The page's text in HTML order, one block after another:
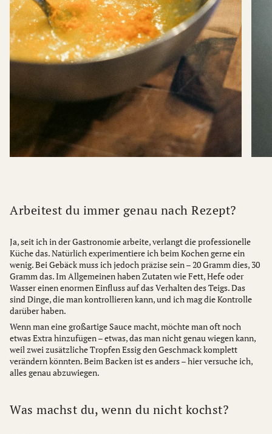
Arbeitest du immer genau nach Rezept?
Ja, seit ich in der Gastronomie arbeite, verlangt die professionelle
Küche das. Natürlich experimentiere ich beim Kochen gerne ein
wenig. Bei Gebäck muss ich jedoch präzise sein – 20 Gramm dies, 30
Gramm das. Im Allgemeinen haben Zutaten wie Fett, Hefe oder
Wasser einen enormen Einfluss auf das Verhalten des Teigs. Das
sind Dinge, die man kontrollieren kann, und ich mag die Kontrolle
darüber haben.
Wenn man eine großartige Sauce macht, möchte man oft noch
etwas Extra hinzufügen – etwas, das man nicht genau wiegen kann,
weil zwei zusätzliche Tropfen Essig den Geschmack komplett
verändern könnten. Beim Backen ist es anders – hier versuche ich,
alles genau abzuwiegen.
Was machst du, wenn du nicht kochst?